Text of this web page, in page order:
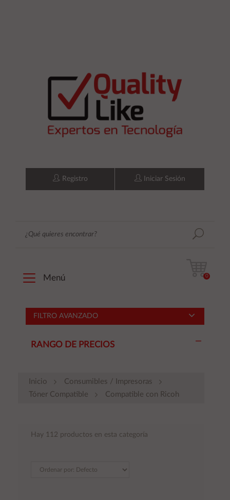
Registro Iniciar Sesión
Menú 0
FILTRO AVANZADO
RANGO DE PRECIOS
Inicio
Consumibles / Impresoras
Tóner Compatible
Compatible con Ricoh
Hay 112 productos en esta categoría